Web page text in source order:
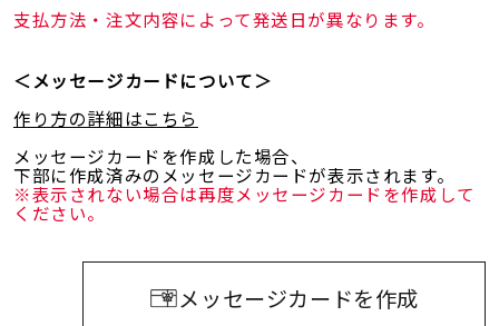
支払方法・注文内容によって発送日が異なります。
＜メッセージカードについて＞
作り方の詳細はこちら
メッセージカードを作成した場合、
下部に作成済みのメッセージカードが表示されます。
※表示されない場合は再度メッセージカードを作成して
ください。
メッセージカードを作成